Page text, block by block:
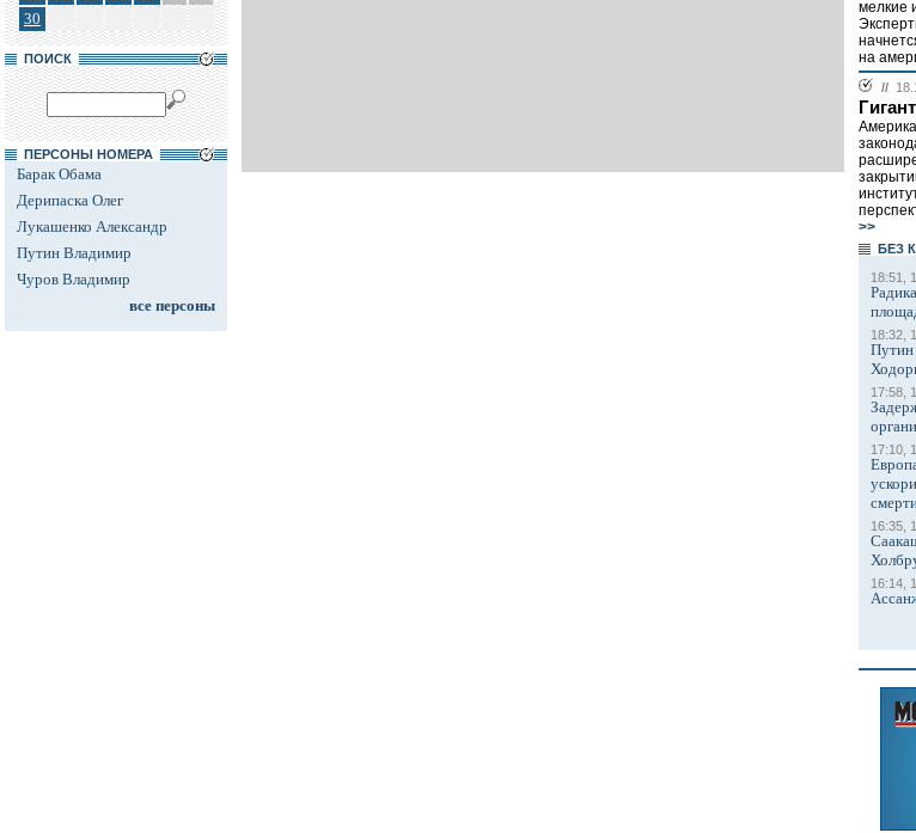
30
ПОИСК
ПЕРСОНЫ НОМЕРА
Барак Обама
Дерипаска Олег
Лукашенко Александр
Путин Владимир
Чуров Владимир
все персоны
мелкие
на
//
>>
БЕЗ
18:51,
18:32,
Путин
17:58,
17:10,
16:35,
16:14,